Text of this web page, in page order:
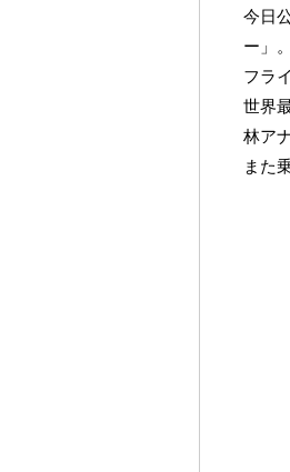
今日
ー」。
フラ
世界
林ア
また